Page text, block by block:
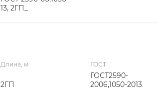
13, 2ГП_
Длина, м
2ГП
ГОСТ
ГОСТ2590-
2006,1050-2013